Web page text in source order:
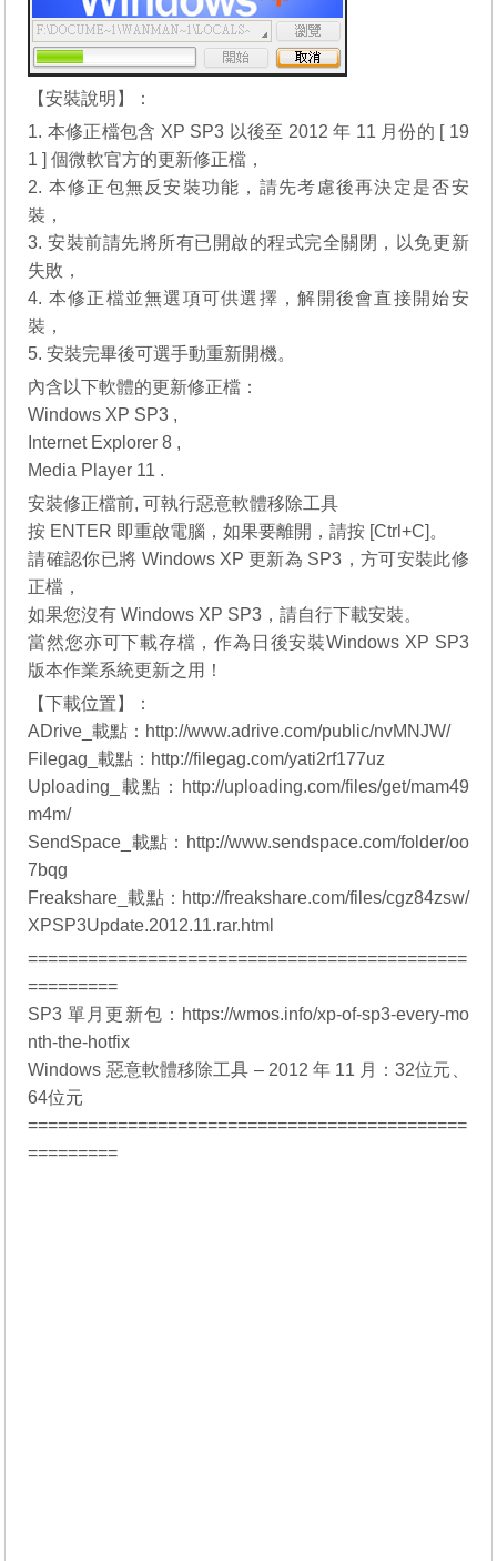
【安裝說明】：
1. 本修正檔包含 XP SP3 以後至 2012 年 11 月份的 [ 19
1 ] 個微軟官方的更新修正檔，
2. 本修正包無反安裝功能，請先考慮後再決定是否安
裝，
3. 安裝前請先將所有已開啟的程式完全關閉，以免更新
失敗，
4. 本修正檔並無選項可供選擇，解開後會直接開始安
裝，
5. 安裝完畢後可選手動重新開機。
內含以下軟體的更新修正檔：
Windows XP SP3 ,
Internet Explorer 8 ,
Media Player 11 .
安裝修正檔前, 可執行惡意軟體移除工具
按 ENTER 即重啟電腦，如果要離開，請按 [Ctrl+C]。
請確認你已將 Windows XP 更新為 SP3，方可安裝此修
正檔，
如果您沒有Windows XP SP3 ，請自行下載安裝。
當然您亦可下載存檔，作為日後安裝Windows XP SP3
版本作業系統更新之用！
【下載位置】：
ADrive_載點： http://www.adrive.com/public/nvMNJW/
Filegag_載點： http://filegag.com/yati2rf177uz
Uploading_載點：
http://uploading.com/files/get/mam49
m4m/
SendSpace_載點： http://www.sendspace.com/folder/oo
7bqg
Freakshare_載點： http://freakshare.com/files/cgz84zsw/
XPSP3Update.2012.11.rar.html
============================================
=========
SP3 單月更新包： https://wmos.info/xp-of-sp3-every-mo
nth-the-hotfix
Windows 惡意軟體移除工具 – 2012 年 11 月：32位元
64位元
============================================
=========